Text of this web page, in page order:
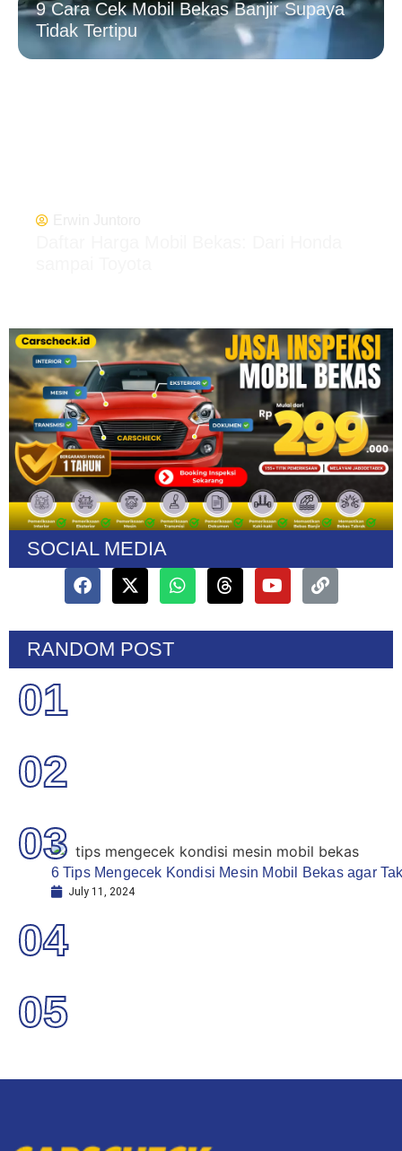
9 Cara Cek Mobil Bekas Banjir Supaya
Tidak Tertipu
SOCIAL MEDIA
RANDOM POST
01
02
6 Tips Mengecek Kondisi Mesin Mobil Bekas agar
July 11, 2024
03
04
05